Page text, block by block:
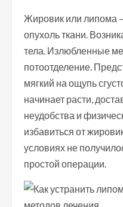
Жировик или липома
опухоль ткани.
тела. Излюбленные
потоотделение.
мягкий на ощупь
начинает расти,
неудобства и
избавиться от
условиях не
простой операции.